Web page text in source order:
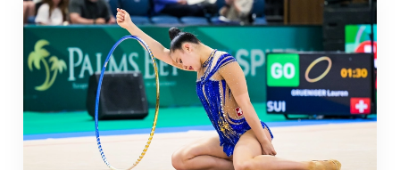
Nächster Halt: Weltmeisterschaft